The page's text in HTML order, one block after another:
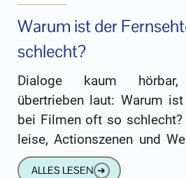
Warum ist der
schlecht?
Dialoge kaum hörbar,
übertrieben laut: Warum
bei Filmen oft so
leise, Actionszenen und
das führt dazu, dass ihr
ALLES LESEN ➔